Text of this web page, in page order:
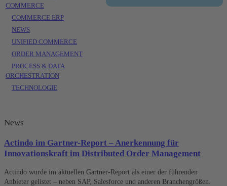
COMMERCE
COMMERCE ERP
NEWS
UNIFIED COMMERCE
ORDER MANAGEMENT
PROCESS & DATA
ORCHESTRATION
TECHNOLOGIE
News
Actindo im Gartner-Report – Anerkennung für
Innovationskraft im Distributed Order Management
Actindo wurde im aktuellen Gartner-Report als einer der führenden
Anbieter gelistet – neben SAP, Salesforce und anderen Branchengrößen.